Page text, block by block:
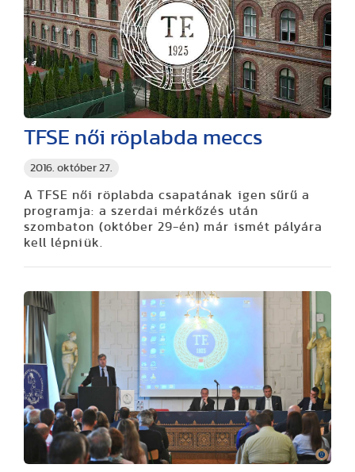
2016. október 27.
TFSE női röplabda meccs
A TFSE női röplabda csapatának igen sűrű a
programja: a szerdai mérkőzés után
szombaton (október 29-én) már ismét pályára
kell lépniük.